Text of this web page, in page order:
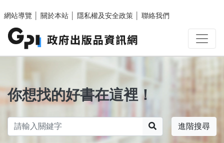
網站導覽
關於本站 隱私權及安全政策 聯絡我們
你想找的好書在這裡！
進階搜尋